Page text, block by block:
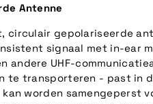
Antenne
circulair gepolariseerde
signaal met in-ear
andere UHF-
te transporteren - past in
worden samengeperst